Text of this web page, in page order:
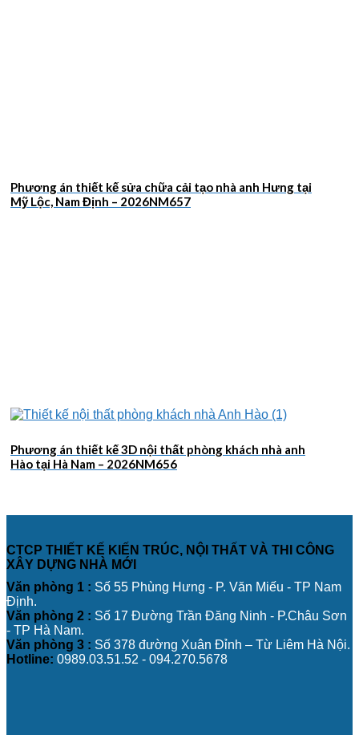
Phương án thiết kế sửa chữa cải tạo nhà anh Hưng tại
Mỹ Lộc, Nam Định – 2026NM657
Phương án thiết kế 3D nội thất phòng khách nhà anh
Hào tại Hà Nam – 2026NM656
CTCP THIẾT KẾ KIẾN TRÚC, NỘI THẤT VÀ THI CÔNG
XÂY DỰNG NHÀ MỚI
Văn phòng 1 : Số 55 Phùng Hưng - P. Văn Miếu - TP Nam
Định.
Văn phòng 2 : Số 17 Đường Trần Đăng Ninh - P.Châu Sơn
- TP Hà Nam.
Văn phòng 3 : Số 378 đường Xuân Đỉnh – Từ Liêm Hà Nội.
Hotline: 0989.03.51.52 - 094.270.5678